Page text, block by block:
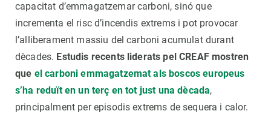
capacitat d’emmagatzemar carboni, sinó que
incrementa el risc d’incendis extrems i pot provocar
l’alliberament massiu del carboni acumulat durant
dècades. Estudis recents liderats pel CREAF mostren
que el carboni emmagatzemat als boscos europeus
s’ha reduït en un terç en tot just una dècada,
principalment per episodis extrems de sequera i calor.